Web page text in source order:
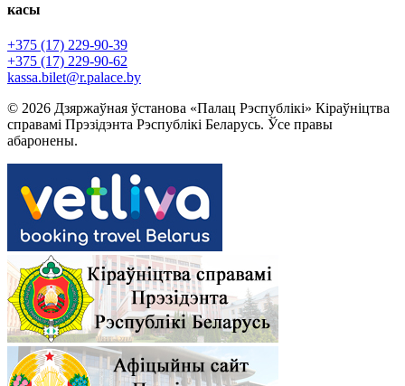
касы
+375 (17) 229-90-39
+375 (17) 229-90-62
kassa.bilet@r.palace.by
© 2026 Дзяржаўная ўстанова «Палац Рэспублікі» Кіраўніцтва
справамі Прэзідэнта Рэспублікі Беларусь. Ўсе правы
абаронены.